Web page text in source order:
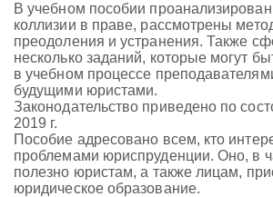
В учебном пособии
коллизии в праве, рассмотрены
преодоления и устранения. Также
несколько заданий, которые могут
в учебном процессе
будущими юристами.
Законодательство приведено по
2019 г.
Пособие адресовано всем, кто
проблемами юриспруденции. Оно, в
полезно юристам, а также лицам,
юридическое образование.